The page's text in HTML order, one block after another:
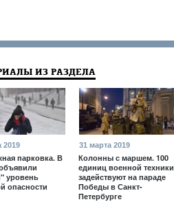
ИЗ РАЗДЕЛА
2019
парковка. В
уровень
опасности
31 марта 2019
Колонны с маршем. 100
единиц военной техники
задействуют на параде
Победы в Санкт-
Петербурге